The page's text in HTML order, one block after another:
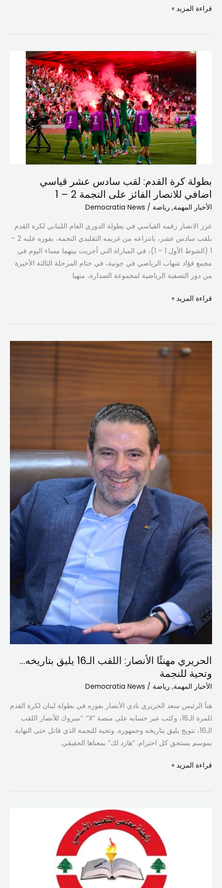
قراءة المزيد »
بطولة كرة القدم: لقب سادس عشر قياسي
اضافي للانصار الفائز على النجمة 2 – 1
الأخبار المهمة, رياضة /
Democratia News
عزز الانصار رقمه القياسي في بطولة الدوري العام اللبناني لكرة القدم
بلقب سادس عشر، بانتزاعه من غريمه التقليدي النجمة، بفوزه عليه 2 –
1 (الشوط الأول 1 – 1)، في المباراة التي أجريت بينهما مساء اليوم في
مجمع فؤاد شهاب الرياضي في جونية، في ختام المرحلة الثالثة الأخيرة
من دور التصفية الرياضية لمجموعة الصدارة، منهيا
بطولة
سادس
قياسي
اضافي
للانصار
على
النجمة
2
1
قراءة المزيد »
الحريري مهنئًا الأنصار: اللقب الـ16 يليق بتاريخه…
وتحية للنجمة
الأخبار المهمة, رياضة /
Democratia News
هنأ الرئيس سعد الحريري نادي الأنصار بفوزه في بطولة لبنان لكرة القدم
للمرة الـ16، وكتب عبر حسابه على منصة “X”: “مبروك للأنصار اللقب
الـ16، تتويج يليق بتاريخه وجمهوره. وتحية للنجمة الذي قاتل حتى النهاية
بموسم يستحق كل احترام. “هارد لك” بمعناها الحقيقي.
الحريري
قراءة المزيد »